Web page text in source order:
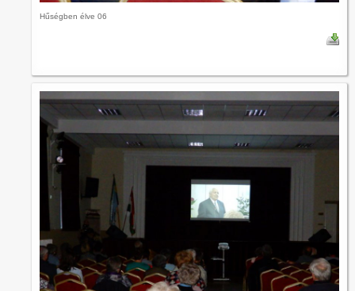
Hűségben élve 06